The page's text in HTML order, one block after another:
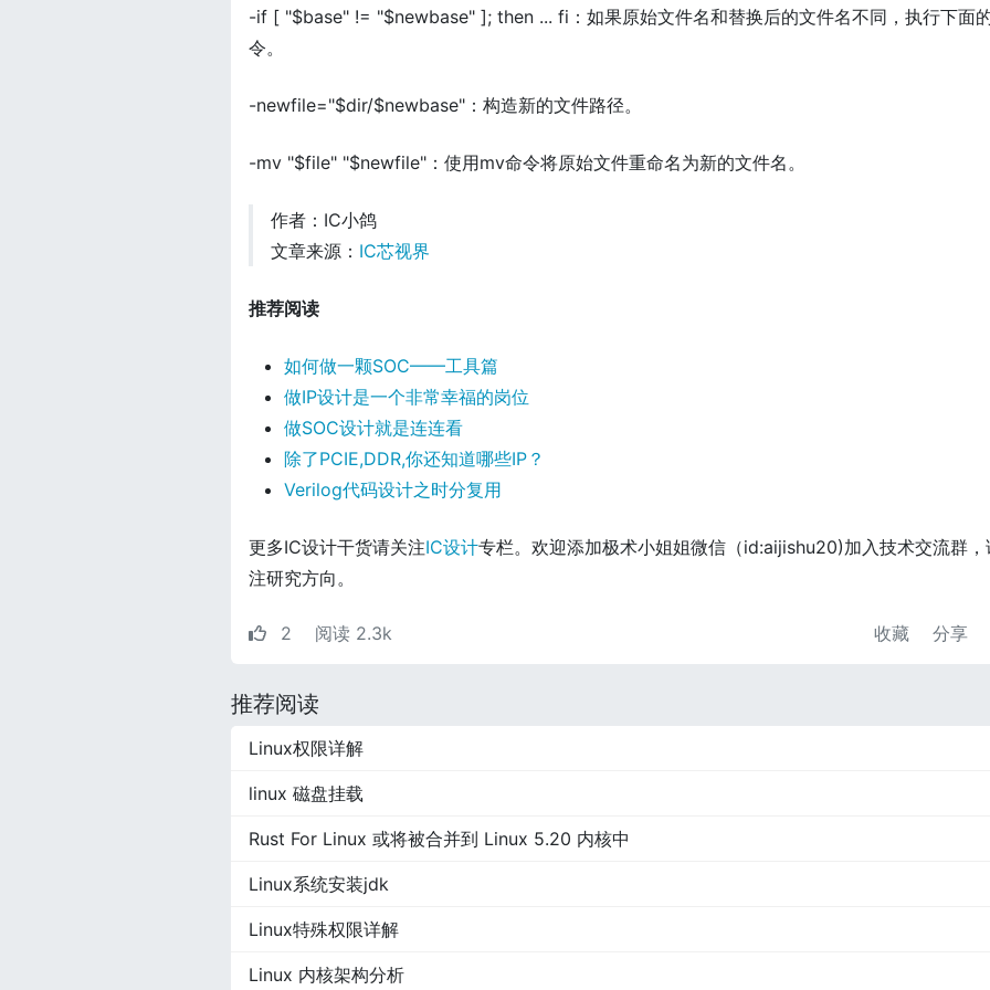
-if [ "$base" != "$newbase" ]; then ... fi：如果原始文件名和替换后的文件名不同，执行下面
令。
-newfile="$dir/$newbase"：构造新的文件路径。
-mv "$file" "$newfile"：使用mv命令将原始文件重命名为新的文件名。
作者：IC小鸽
文章来源： IC芯视界
推荐阅读
如何做一颗SOC——工具篇
做IP设计是一个非常幸福的岗位
做SOC设计就是连连看
除了PCIE,DDR,你还知道哪些IP？
Verilog代码设计之时分复用
更多IC设计干货请关注IC设计专栏。欢迎添加极术小姐姐微信（id:aijishu20)加入技术交流群，
注研究方向。
2 阅读 2.3k 收藏 分享
推荐阅读
Linux权限详解
linux 磁盘挂载
Rust For Linux 或将被合并到 Linux 5.20 内核中
Linux系统安装jdk
Linux特殊权限详解
Linux 内核架构分析